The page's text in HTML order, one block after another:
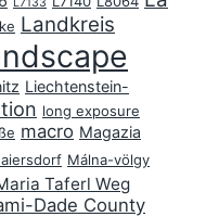
Landkreis
Liechtenstein-
long exposure
macro Magazia
Málna-völgy
Taferl Weg
Dade County